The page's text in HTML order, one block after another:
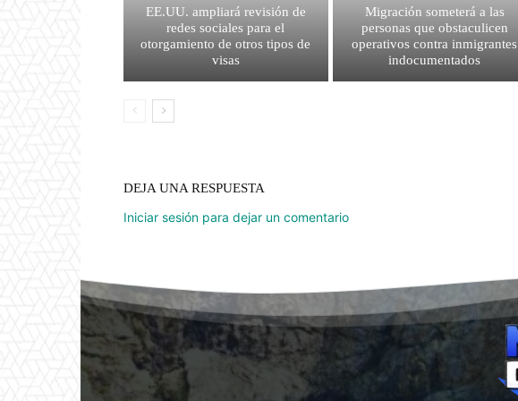
EE.UU. ampliará revisión de
redes sociales para el
otorgamiento de otros tipos de
visas
Migración someterá a las
personas que obstaculicen
operativos contra inmigrantes
indocumentados
DEJA UNA RESPUESTA
Iniciar sesión para dejar un comentario